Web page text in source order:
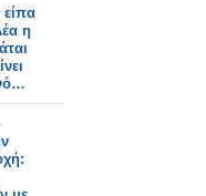
η